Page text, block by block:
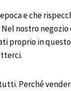
e che
nostro negozio
proprio in
Perché